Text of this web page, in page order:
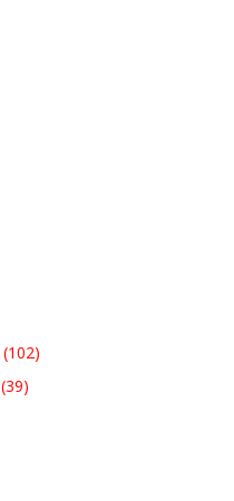
(102)
(39)